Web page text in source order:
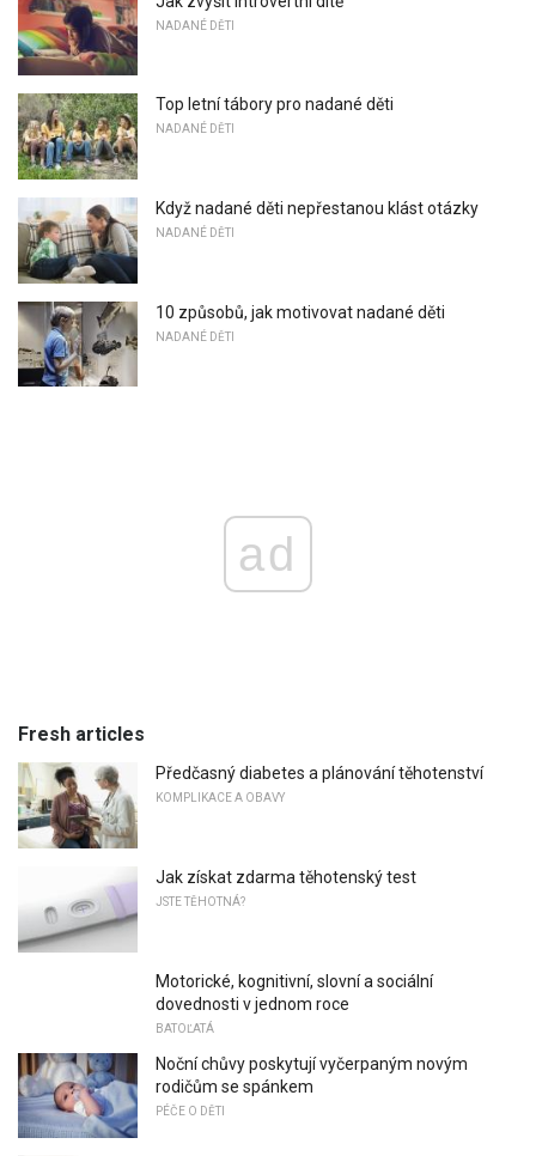
NADANÉ DĚTI
Top letní tábory pro nadané děti
NADANÉ DĚTI
Když nadané děti nepřestanou klást otázky
NADANÉ DĚTI
10 způsobů, jak motivovat nadané děti
NADANÉ DĚTI
ad
Fresh articles
Předčasný diabetes a plánování těhotenství
KOMPLIKACE A OBAVY
Jak získat zdarma těhotenský test
JSTE TĚHOTNÁ?
Motorické, kognitivní, slovní a sociální
dovednosti v jednom roce
BATOĽATÁ
Noční chůvy poskytují vyčerpaným novým
rodičům se spánkem
PÉČE O DĚTI